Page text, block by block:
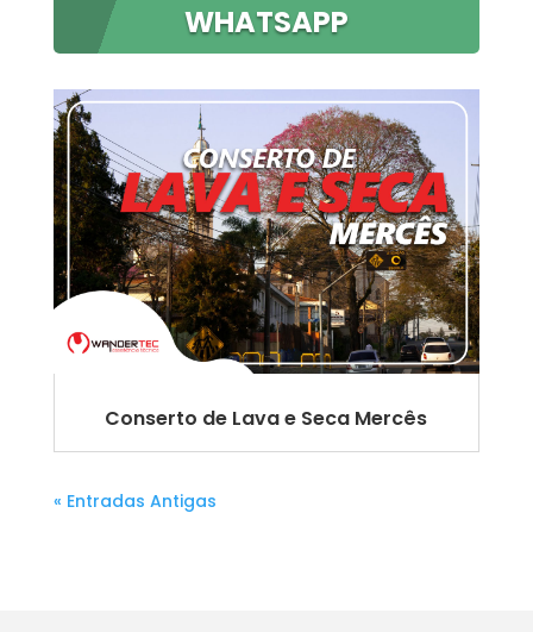
WHATSAPP
Conserto de Lava e Seca Mercês
« Entradas Antigas